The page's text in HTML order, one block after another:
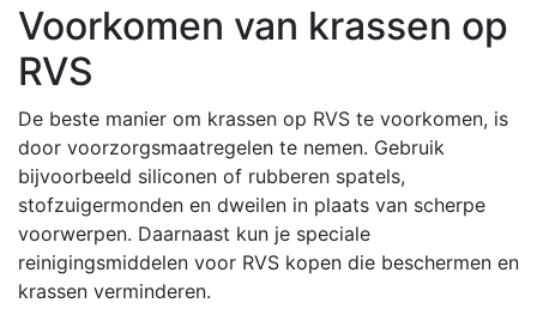
Voorkomen van krassen op
RVS
De beste manier om krassen op RVS te voorkomen, is
door voorzorgsmaatregelen te nemen. Gebruik
bijvoorbeeld siliconen of rubberen spatels,
stofzuigermonden en dweilen in plaats van scherpe
voorwerpen. Daarnaast kun je speciale
reinigingsmiddelen voor RVS kopen die beschermen en
krassen verminderen.